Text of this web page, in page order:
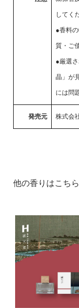
してく
●香料
質・ご
●厳選
晶」が
には問
発売元 株式会
他の香りはこちら